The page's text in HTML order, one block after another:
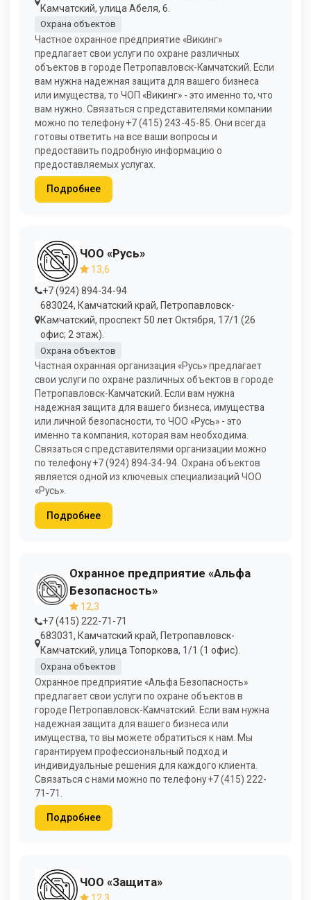
Камчатский, улица Абеля, 6.
Охрана объектов
Частное охранное предприятие «Викинг»
предлагает свои услуги по охране различных
объектов в городе Петропавловск-Камчатский. Если
вам нужна надежная защита для вашего бизнеса
или имущества, то ЧОП «Викинг» - это именно то, что
вам нужно. Связаться с представителями компании
можно по телефону +7 (415) 243-45-85. Они всегда
готовы ответить на все ваши вопросы и
предоставить подробную информацию о
предоставляемых услугах.
Подробнее
ЧОО «Русь»
13,6
+7 (924) 894-34-94
683024, Камчатский край, Петропавловск-
Камчатский, проспект 50 лет Октября, 17/1 (26
офис; 2 этаж).
Охрана объектов
Частная охранная организация «Русь» предлагает
свои услуги по охране различных объектов в городе
Петропавловск-Камчатский. Если вам нужна
надежная защита для вашего бизнеса, имущества
или личной безопасности, то ЧОО «Русь» - это
именно та компания, которая вам необходима.
Связаться с представителями организации можно
по телефону +7 (924) 894-34-94. Охрана объектов
является одной из ключевых специализаций ЧОО
«Русь».
Подробнее
Охранное предприятие «Альфа
Безопасность»
12,3
+7 (415) 222-71-71
683031, Камчатский край, Петропавловск-
Камчатский, улица Топоркова, 1/1 (1 офис).
Охрана объектов
Охранное предприятие «Альфа Безопасность»
предлагает свои услуги по охране объектов в
городе Петропавловск-Камчатский. Если вам нужна
надежная защита для вашего бизнеса или
имущества, то вы можете обратиться к нам. Мы
гарантируем профессиональный подход и
индивидуальные решения для каждого клиента.
Связаться с нами можно по телефону +7 (415) 222-
71-71.
Подробнее
ЧОО «Защита»